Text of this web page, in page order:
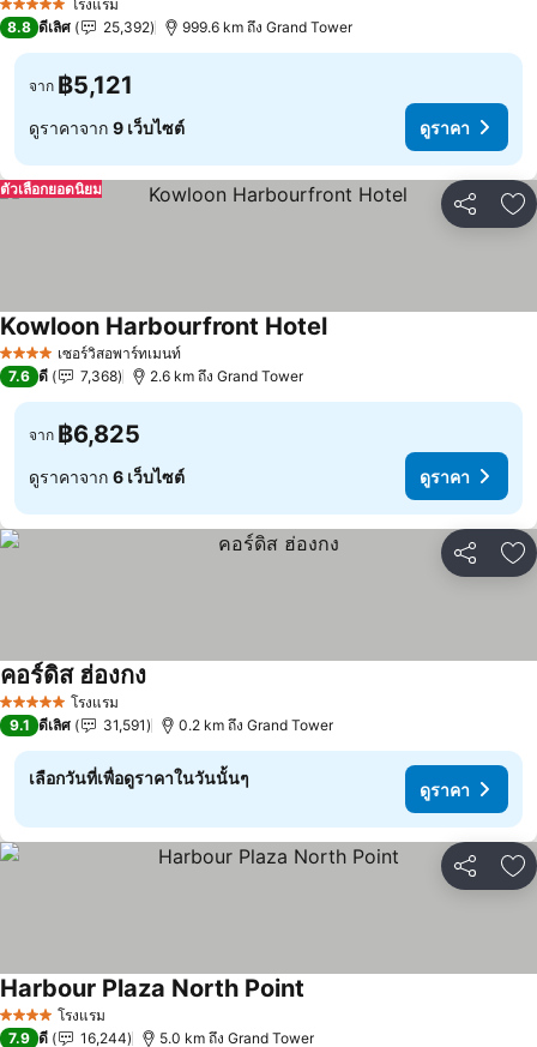
5 ดาว โรงแรม
8.8 ดีเลิศ 25,392 999.6 km ถึง Grand Tower
จาก ฿5,121
ดูราคาจาก 9 เว็บไซต์ ดูราคา
แชร์ เ
ตัวเลือกยอดนิยม
4 ดาว เซอร์วิสอพาร์ทเมนท์
Kowloon Harbourfront Hotelดูราคา
7.6 ดี 7,368 2.6 km ถึง Grand Tower
จาก ฿6,825
ดูราคาจาก 6 เว็บไซต์ ดูราคา
แชร์ เ
5 ดาว โรงแรม
คอร์ดิส ฮ่องกง
9.1 ดีเลิศ 31,591 0.2 km ถึง Grand Tower
เลือกวันที่เพื่อดูราคาในวันนั้นๆ
ดูราคา
แชร์ เ
4 ดาว โรงแรม
Harbour Plaza North Point
7.9 ดี 16,244 5.0 km ถึง Grand Tower